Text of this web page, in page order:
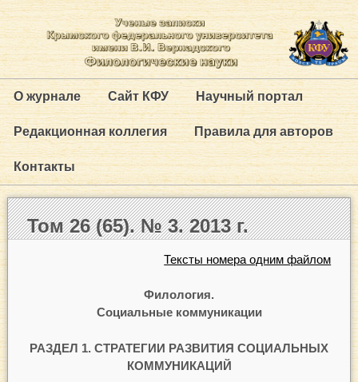
О журнале Сайт КФУ Научный портал
Редакционная коллегия Правила для авторов
Контакты
Том 26 (65). № 3. 2013 г.
Тексты номера одним файлом
Филология.
Социальные коммуникации
РАЗДЕЛ 1. СТРАТЕГИИ РАЗВИТИЯ СОЦИАЛЬНЫХ
КОММУНИКАЦИЙ